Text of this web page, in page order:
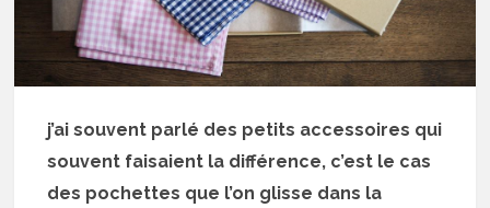
j’ai souvent parlé des petits accessoires qui
souvent faisaient la différence, c’est le cas
des pochettes que l’on glisse dans la